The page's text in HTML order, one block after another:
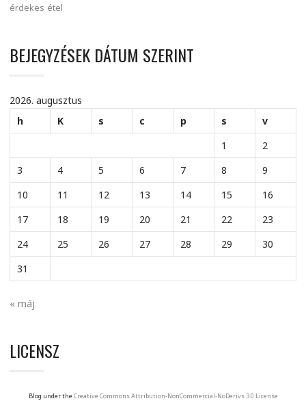
érdekes étel
BEJEGYZÉSEK DÁTUM SZERINT
2026. augusztus
h
K s c p s
v
1
2
3
4 5 6 7 8
9
10
11 12 13 14 15
16
17
18 19 20 21 22
23
24
25 26 27 28 29
30
31
« máj
LICENSZ
Blog under the Creative Commons Attribution-NonCommercial-NoDerivs 3.0 License